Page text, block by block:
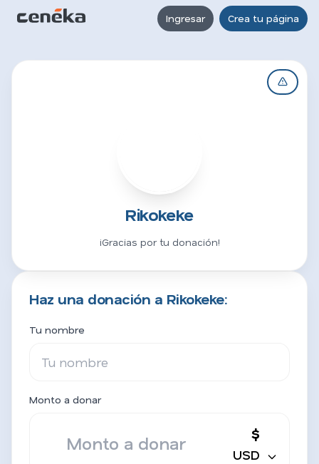
Ingresar Crea tu página
Rikokeke
¡Gracias por tu donación!
Haz una donación a Rikokeke:
Tu nombre
Monto a donar
$
USD